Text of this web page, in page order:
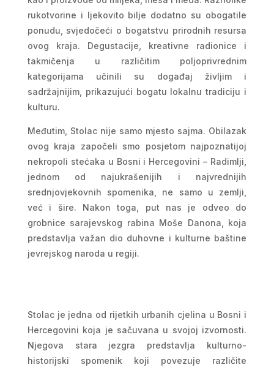
rukotvorine i ljekovito bilje dodatno su obogatile
ponudu, svjedočeći o bogatstvu prirodnih resursa
ovog kraja. Degustacije, kreativne radionice i
takmičenja u različitim poljoprivrednim
kategorijama učinili su događaj življim i
sadržajnijim, prikazujući bogatu lokalnu tradiciju i
kulturu.
Međutim, Stolac nije samo mjesto sajma. Obilazak
ovog kraja započeli smo posjetom najpoznatijoj
nekropoli stećaka u Bosni i Hercegovini – Radimlji,
jednom od najukrašenijih i najvrednijih
srednjovjekovnih spomenika, ne samo u zemlji,
već i šire. Nakon toga, put nas je odveo do
grobnice sarajevskog rabina Moše Danona, koja
predstavlja važan dio duhovne i kulturne baštine
jevrejskog naroda u regiji.
Stolac je jedna od rijetkih urbanih cjelina u Bosni i
Hercegovini koja je sačuvana u svojoj izvornosti.
Njegova stara jezgra predstavlja kulturno-
historijski spomenik koji povezuje različite